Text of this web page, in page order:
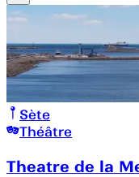
Sète
Théâtre
Theatre de la